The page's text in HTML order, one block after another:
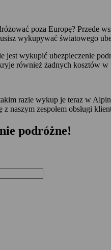
poza Europę?
wykupywać światowego
wykupić ubezpieczenie
również żadnych kosztów w
razie wykup je teraz w
z naszym zespołem obsługi
podróżne!